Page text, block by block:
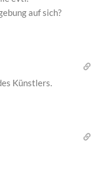
auf sich?
Künstlers.